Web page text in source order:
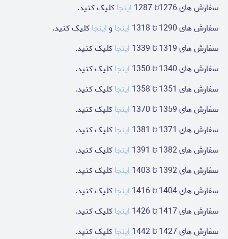
سفارش های 1276تا 1287
اینجاکلیک کنید.
سفارش های 1290 تا 1318
اینجا واینجاکلیک کنید.
سفارش های 1319 تا 1339
اینجاکلیک کنید.
سفارش های 1340 تا 1350
اینجاکلیک کنید.
سفارش های 1351 تا 1358
اینجاکلیک کنید.
سفارش های 1359 تا 1370
اینجاکلیک کنید.
سفارش های 1371 تا 1381
اینجاکلیک کنید.
سفارش های 1382 تا 1391
اینجاکلیک کنید.
سفارش های 1392 تا 1403
اینجاکلیک کنید.
سفارش های 1404 تا 1416
اینجاکلیک کنید.
سفارش های 1417 تا 1426
اینجاکلیک کنید.
سفارش های 1427 تا 1442
اینجاکلیک کنید.